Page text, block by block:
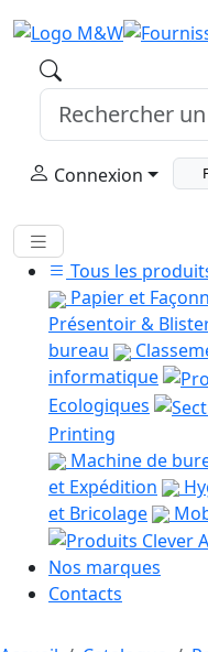
Connexion
Tous les
Papier et
Présentoir &
bureau
informatique
Ecologiques
Printing
Machine de
et Expédition
et Bricolage
Nos marques
Contacts